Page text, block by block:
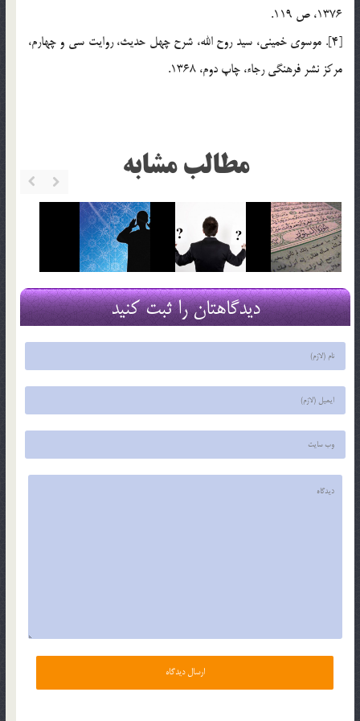
1376، ص 119.
[4]. موسوي خميني، سيد روح الله، شرح چهل حديث، روايت سي و چهارم،
مرکز نشر فرهنگي رجاء، چاپ دوم، 1368.
مطالب مشابه
دیدگاهتان را ثبت کنید